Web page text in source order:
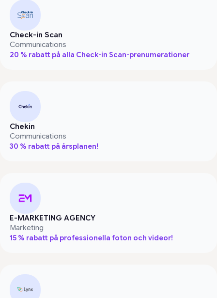
Check-in Scan
Communications
20 % rabatt på alla Check-in Scan-prenumerationer
Chekin
Communications
30 % rabatt på årsplanen!
E-MARKETING AGENCY
Marketing
15 % rabatt på professionella foton och videor!